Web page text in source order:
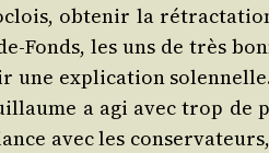
obte­nir la
Fonds, les uns de très
expli­ca­tion
a agi avec trop
avec les